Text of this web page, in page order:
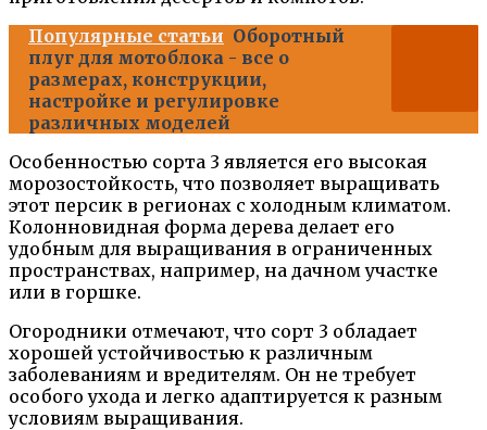
Популярные статьи Оборотный
плуг для мотоблока - все о
размерах, конструкции,
настройке и регулировке
различных моделей
Особенностью сорта 3 является его высокая
морозостойкость, что позволяет выращивать
этот персик в регионах с холодным климатом.
Колонновидная форма дерева делает его
удобным для выращивания в ограниченных
пространствах, например, на дачном участке
или в горшке.
Огородники отмечают, что сорт 3 обладает
хорошей устойчивостью к различным
заболеваниям и вредителям. Он не требует
особого ухода и легко адаптируется к разным
условиям выращивания.